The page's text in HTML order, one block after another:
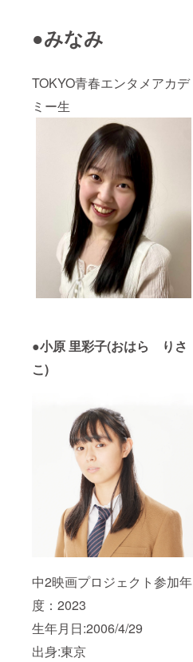
●みなみ
TOKYO青春エンタメアカデ
ミー生
●小原 里彩子(おはら りさ
こ)
中2映画プロジェクト参加年
度：2023
生年月日:2006/4/29
出身:東京